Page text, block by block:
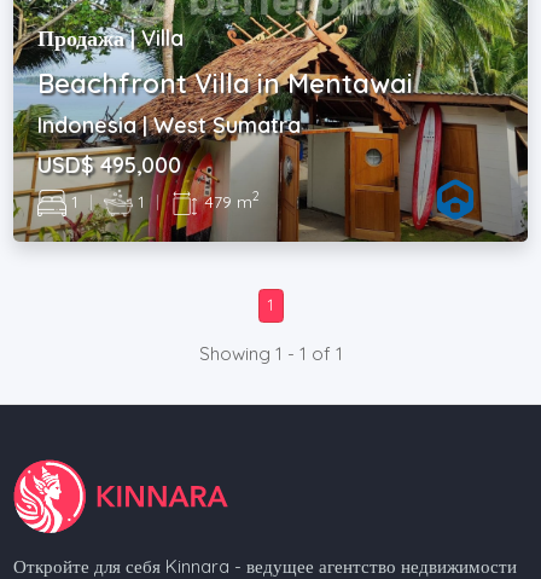
Продажа | Villa
Beachfront Villa in Mentawai
Indonesia | West Sumatra
USD$ 495,000
1 | 1 | 479 m2
1
Showing 1 - 1 of 1
Откройте для себя Kinnara - ведущее агентство недвижимости